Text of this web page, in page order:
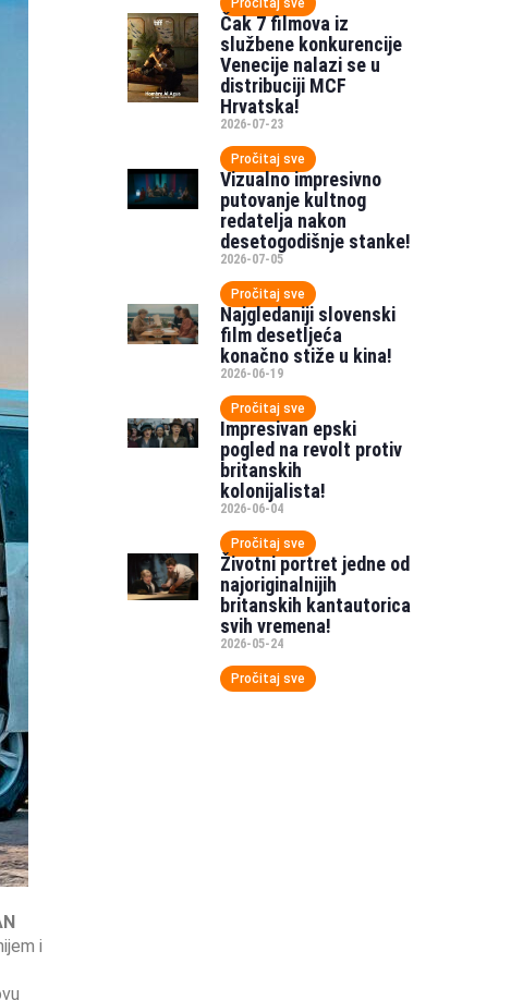
i
Pročitaj sve
Čak 7 filmova iz
službene konkurencije
Venecije nalazi se u
distribuciji MCF
Hrvatska!
2026-07-23
Pročitaj sve
Vizualno impresivno
putovanje kultnog
redatelja nakon
desetogodišnje stanke!
2026-07-05
Pročitaj sve
Najgledaniji slovenski
film desetljeća
konačno stiže u kina!
2026-06-19
Pročitaj sve
Impresivan epski
pogled na revolt protiv
britanskih
kolonijalista!
2026-06-04
Pročitaj sve
Životni portret jedne od
najoriginalnijih
britanskih kantautorica
svih vremena!
2026-05-24
Pročitaj sve